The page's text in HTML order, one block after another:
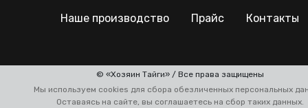
Наше производство Прайс Контакты
© «Хозяин Тайги» / Все права защищены
Мы используем cookies для сбора обезличенных персональных
Оставаясь на сайте, вы соглашаетесь на сбор таких данных.